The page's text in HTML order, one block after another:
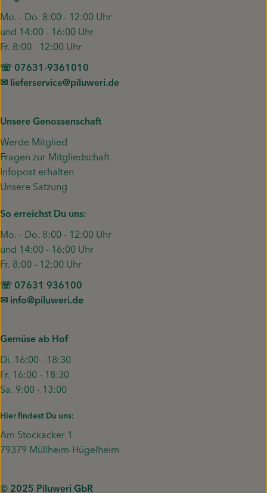
Mo. - Do. 8:00 - 12:00 Uhr
und 14:00 - 16:00 Uhr
Fr. 8:00 - 12:00 Uhr
☏ 07631-9361010
✉︎ lieferservice@piluweri.de
Unsere Genossenschaft
Werde Mitglied
Fragen zur Mitgliedschaft
Infopost erhalten
Unsere Satzung
So erreichst Du uns:
Mo. - Do. 8:00 - 12:00 Uhr
und 14:00 - 16:00 Uhr
Fr. 8:00 - 12:00 Uhr
☏ 07631 936100
✉︎ info@piluweri.de
Gemüse ab Hof
Di. 16:00 - 18:30
Fr. 16:00 - 18:30
Sa. 9:00 - 13:00
Hier findest Du uns:
Am Stockacker 1
79379 Müllheim-Hügelheim
© 2025 Piluweri GbR